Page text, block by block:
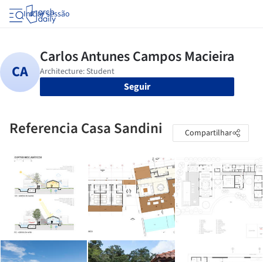
Iniciar sessão
Seguir
Referencia Casa Sandini Compartilhar